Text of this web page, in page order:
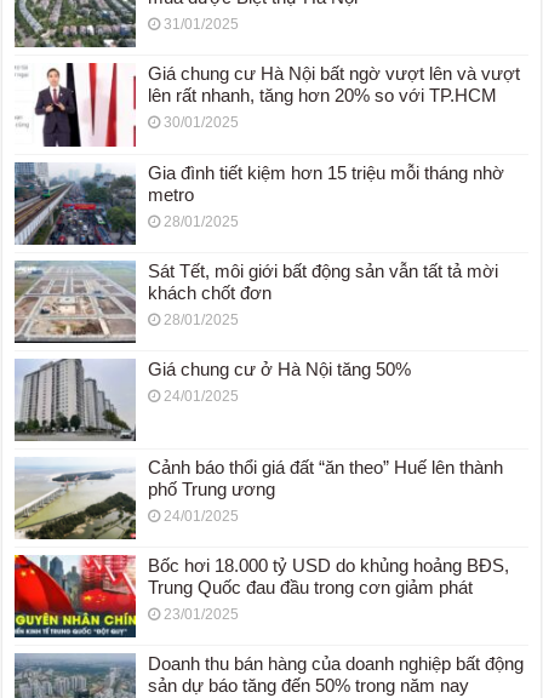
31/01/2025
Giá chung cư Hà Nội bất ngờ vượt lên và vượt
lên rất nhanh, tăng hơn 20% so với TP.HCM
30/01/2025
Gia đình tiết kiệm hơn 15 triệu mỗi tháng nhờ
metro
28/01/2025
Sát Tết, môi giới bất động sản vẫn tất tả mời
khách chốt đơn
28/01/2025
Giá chung cư ở Hà Nội tăng 50%
24/01/2025
Cảnh báo thổi giá đất “ăn theo” Huế lên thành
phố Trung ương
24/01/2025
Bốc hơi 18.000 tỷ USD do khủng hoảng BĐS,
Trung Quốc đau đầu trong cơn giảm phát
23/01/2025
Doanh thu bán hàng của doanh nghiệp bất động
sản dự báo tăng đến 50% trong năm nay